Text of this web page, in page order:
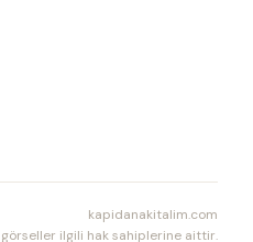
kapidanakitalim.com
ilgili hak sahiplerine aittir.